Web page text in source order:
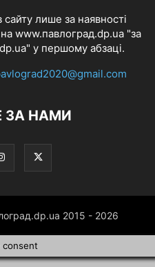
лише за наявності
www.павлоград.dp.ua "за
у першому абзаці.
ЗА НАМИ
2015 - 2026
consent